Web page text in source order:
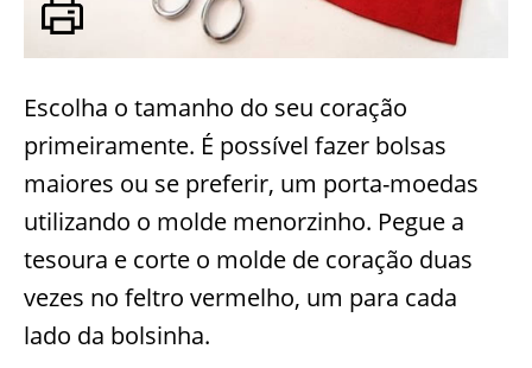
Escolha o tamanho do seu coração
primeiramente. É possível fazer bolsas
maiores ou se preferir, um porta-moedas
utilizando o molde menorzinho. Pegue a
tesoura e corte o molde de coração duas
vezes no feltro vermelho, um para cada
lado da bolsinha.